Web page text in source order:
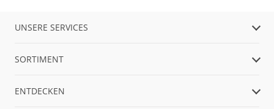
UNSERE SERVICES
SORTIMENT
ENTDECKEN